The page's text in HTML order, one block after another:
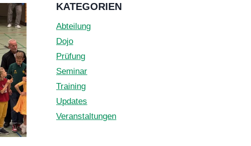
KATEGORIEN
Abteilung
Dojo
Prüfung
Seminar
Training
Updates
Veranstaltungen